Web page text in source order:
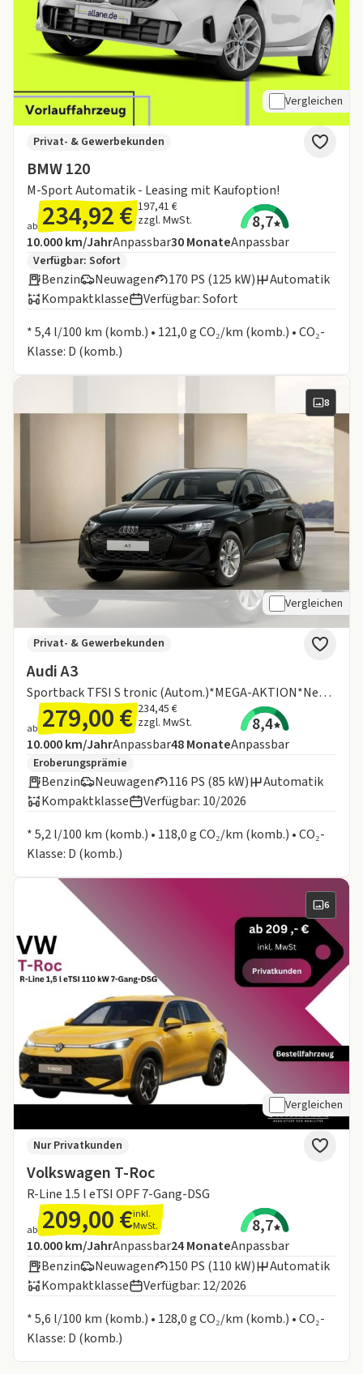
Vergleichen
BMW 120
M-Sport Automatik - Leasing mit Kaufoption!
Privat- & Gewerbekunden
ab 234,92 € 197,41 €
zzgl. MwSt.
8,7
Angebotsdetails:
Inklusive Laufleistung
10.000 km/JahrAnpassbarLaufzeit
30MonateAnpassbar
Zusätzliche Fahrzeuginformationen:
Verfügbar: Sofort
Benzin Neuwagen 170 PS (125 kW)
Automatik
Kompaktklasse
Verfügbar: Sofort
* 5,4 l/100 km (komb.) • 121,0 g CO₂/km (komb.) • CO₂-
Klasse: D (komb.)
8
Vergleichen
Audi A3
Sportback TFSI S tronic (Autom.)*MEGA-AKTION*Neues Modell mit Curved Display*Sitzhzg.*Alu*interface*
Privat- & Gewerbekunden
ab 279,00 € 234,45 €
zzgl. MwSt.
8,4
Angebotsdetails:
Inklusive Laufleistung
10.000 km/JahrAnpassbarLaufzeit
48MonateAnpassbar
Zusätzliche Fahrzeuginformationen:
Eroberungsprämie
Benzin Neuwagen 116 PS (85 kW)
Automatik
Kompaktklasse
Verfügbar: 10/2026
* 5,2 l/100 km (komb.) • 118,0 g CO₂/km (komb.) • CO₂-
Klasse: D (komb.)
6
Vergleichen
Volkswagen T-Roc
R-Line 1.5 l eTSI OPF 7-Gang-DSG
Nur Privatkunden
ab 209,00 €inkl.
MwSt.
8,7
Angebotsdetails:
Inklusive Laufleistung
10.000 km/JahrAnpassbarLaufzeit
24MonateAnpassbar
Benzin
Neuwagen 150 PS (110 kW)
Automatik
Kompaktklasse
Verfügbar: 12/2026
* 5,6 l/100 km (komb.) • 128,0 g CO₂/km (komb.) • CO₂-
Klasse: D (komb.)